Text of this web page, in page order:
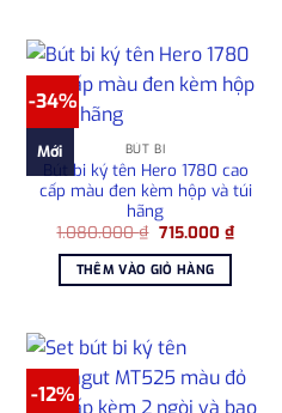
₫.
-34%
Mới BÚT BI
Bút bi ký tên Hero 1780 cao
cấp màu đen kèm hộp và túi
hãng
1.080.000₫ Giá
là:
1.080.000 ₫.
715.000 ₫Giá
hiện
THÊM VÀO GIỎ HÀNG
-12%